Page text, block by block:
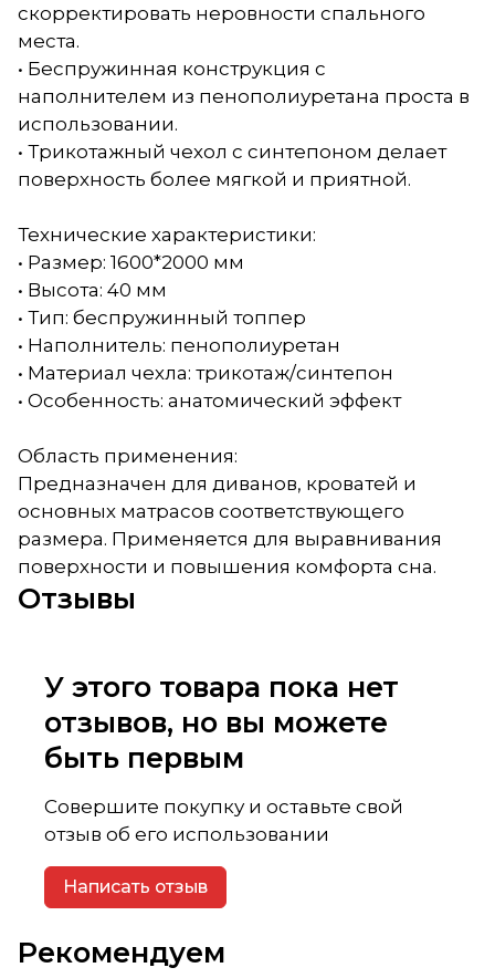
скорректировать неровности спального
места.
• Беспружинная конструкция с
наполнителем из пенополиуретана проста в
использовании.
• Трикотажный чехол с синтепоном делает
поверхность более мягкой и приятной.
Технические характеристики:
• Размер: 1600*2000 мм
• Высота: 40 мм
• Тип: беспружинный топпер
• Наполнитель: пенополиуретан
• Материал чехла: трикотаж/синтепон
• Особенность: анатомический эффект
Область применения:
Предназначен для диванов, кроватей и
основных матрасов соответствующего
размера. Применяется для выравнивания
поверхности и повышения комфорта сна.
Отзывы
У этого товара пока нет
отзывов, но вы можете
быть первым
Совершите покупку и оставьте свой
отзыв об его использовании
Написать отзыв
Рекомендуем